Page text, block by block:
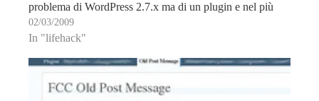
problema di WordPress 2.7.x ma di un plugin e nel più
specifico di Google…
02/03/2009
In "lifehack"